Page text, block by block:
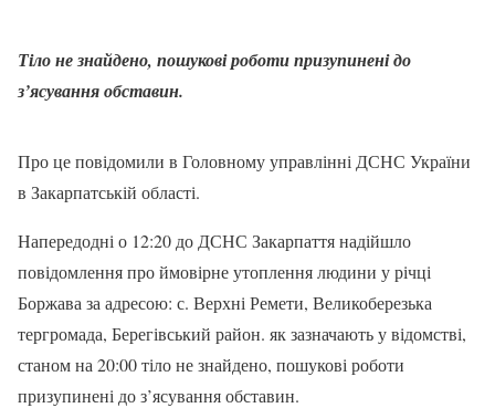
Тіло не знайдено, пошукові роботи призупинені до
з’ясування обставин.
Про це повідомили в Головному управлінні ДСНС України
в Закарпатській області.
Напередодні о 12:20 до ДСНС Закарпаття надійшло
повідомлення про ймовірне утоплення людини у річці
Боржава за адресою: с. Верхні Ремети, Великоберезька
тергромада, Берегівський район. як зазначають у відомстві,
станом на 20:00 тіло не знайдено, пошукові роботи
призупинені до з’ясування обставин.